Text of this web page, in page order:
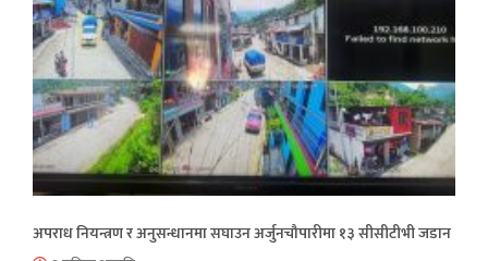
अपराध नियन्त्रण र अनुसन्धानमा सघाउन अर्जुनचौपारीमा १३ सीसीटीभी जडान